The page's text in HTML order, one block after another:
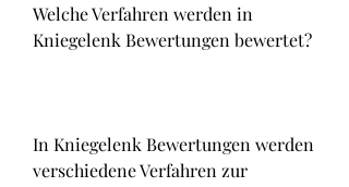
Welche Verfahren werden in
Kniegelenk Bewertungen bewertet?
In Kniegelenk Bewertungen werden
verschiedene Verfahren zur